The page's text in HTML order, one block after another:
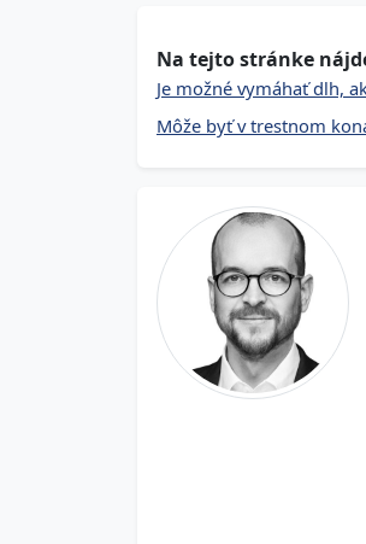
Na tejto stránke
Je možné vymáhať dlh,
Môže byť v trestnom